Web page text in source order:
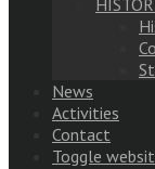
News
Activities
Contact
Toggle